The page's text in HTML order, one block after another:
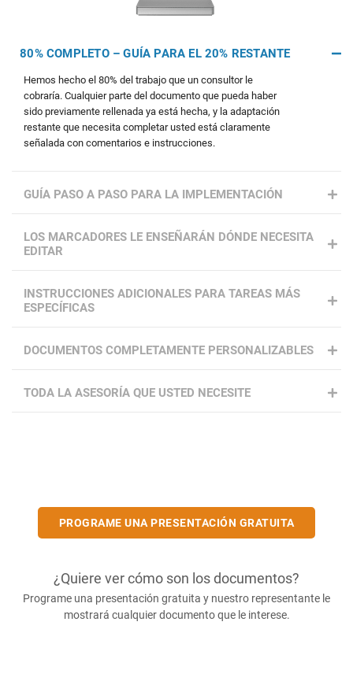
80% COMPLETO – GUÍA PARA EL 20% RESTANTE
Hemos hecho el 80% del trabajo que un consultor le
cobraría. Cualquier parte del documento que pueda haber
sido previamente rellenada ya está hecha, y la adaptación
restante que necesita completar usted está claramente
señalada con comentarios e instrucciones.
GUÍA PASO A PASO PARA LA IMPLEMENTACIÓN
LOS MARCADORES LE ENSEÑARÁN DÓNDE NECESITA
EDITAR
INSTRUCCIONES ADICIONALES PARA TAREAS MÁS
ESPECÍFICAS
DOCUMENTOS COMPLETAMENTE PERSONALIZABLES
TODA LA ASESORÍA QUE USTED NECESITE
PROGRAME UNA PRESENTACIÓN GRATUITA
¿Quiere ver cómo son los documentos?
Programe una presentación gratuita y nuestro representante le
mostrará cualquier documento que le interese.